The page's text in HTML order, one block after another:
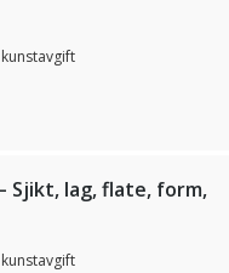
Sjikt, lag, flate, form,